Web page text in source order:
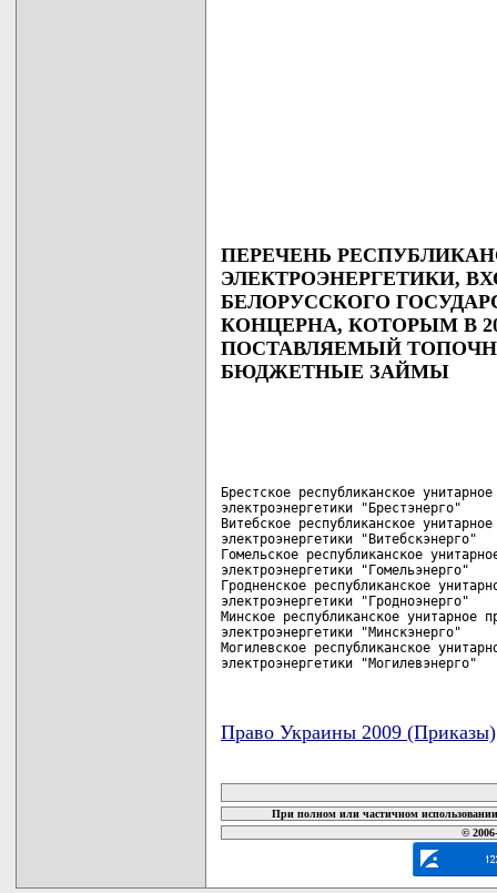
ПЕРЕЧЕНЬ
ЭЛЕКТРОЭНЕРГЕТИКИ,
БЕЛОРУССКОГО
КОНЦЕРНА, КОТОРЫМ В
ПОСТАВЛЯЕМЫЙ
БЮДЖЕТНЫЕ ЗАЙМЫ
Брестское республиканское
электроэнергетики "Брестэнерго"
Витебское республиканское
электроэнергетики "Витебскэнерго"
Гомельское республиканское
электроэнергетики "Гомельэнерго"
Гродненское республиканское
электроэнергетики "Гродноэнерго"
Минское республиканское
электроэнергетики "Минскэнерго"
Могилевское республиканское
электроэнергетики "Могилевэнерго"
Право Украины 2009 (Приказы)
При полном или частичном
©